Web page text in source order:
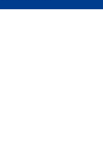
Impressum